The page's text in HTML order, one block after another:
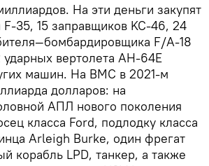
На эти деньги закупят
35, 15 заправщиков KC-46, 24
F/A-18
вертолета AH-64E
машин. На ВМС в 2021-м
долларов: на
АПЛ нового поколения
класса Ford, подлодку класса
Arleigh Burke, один фрегат
корабль LPD, танкер, а также